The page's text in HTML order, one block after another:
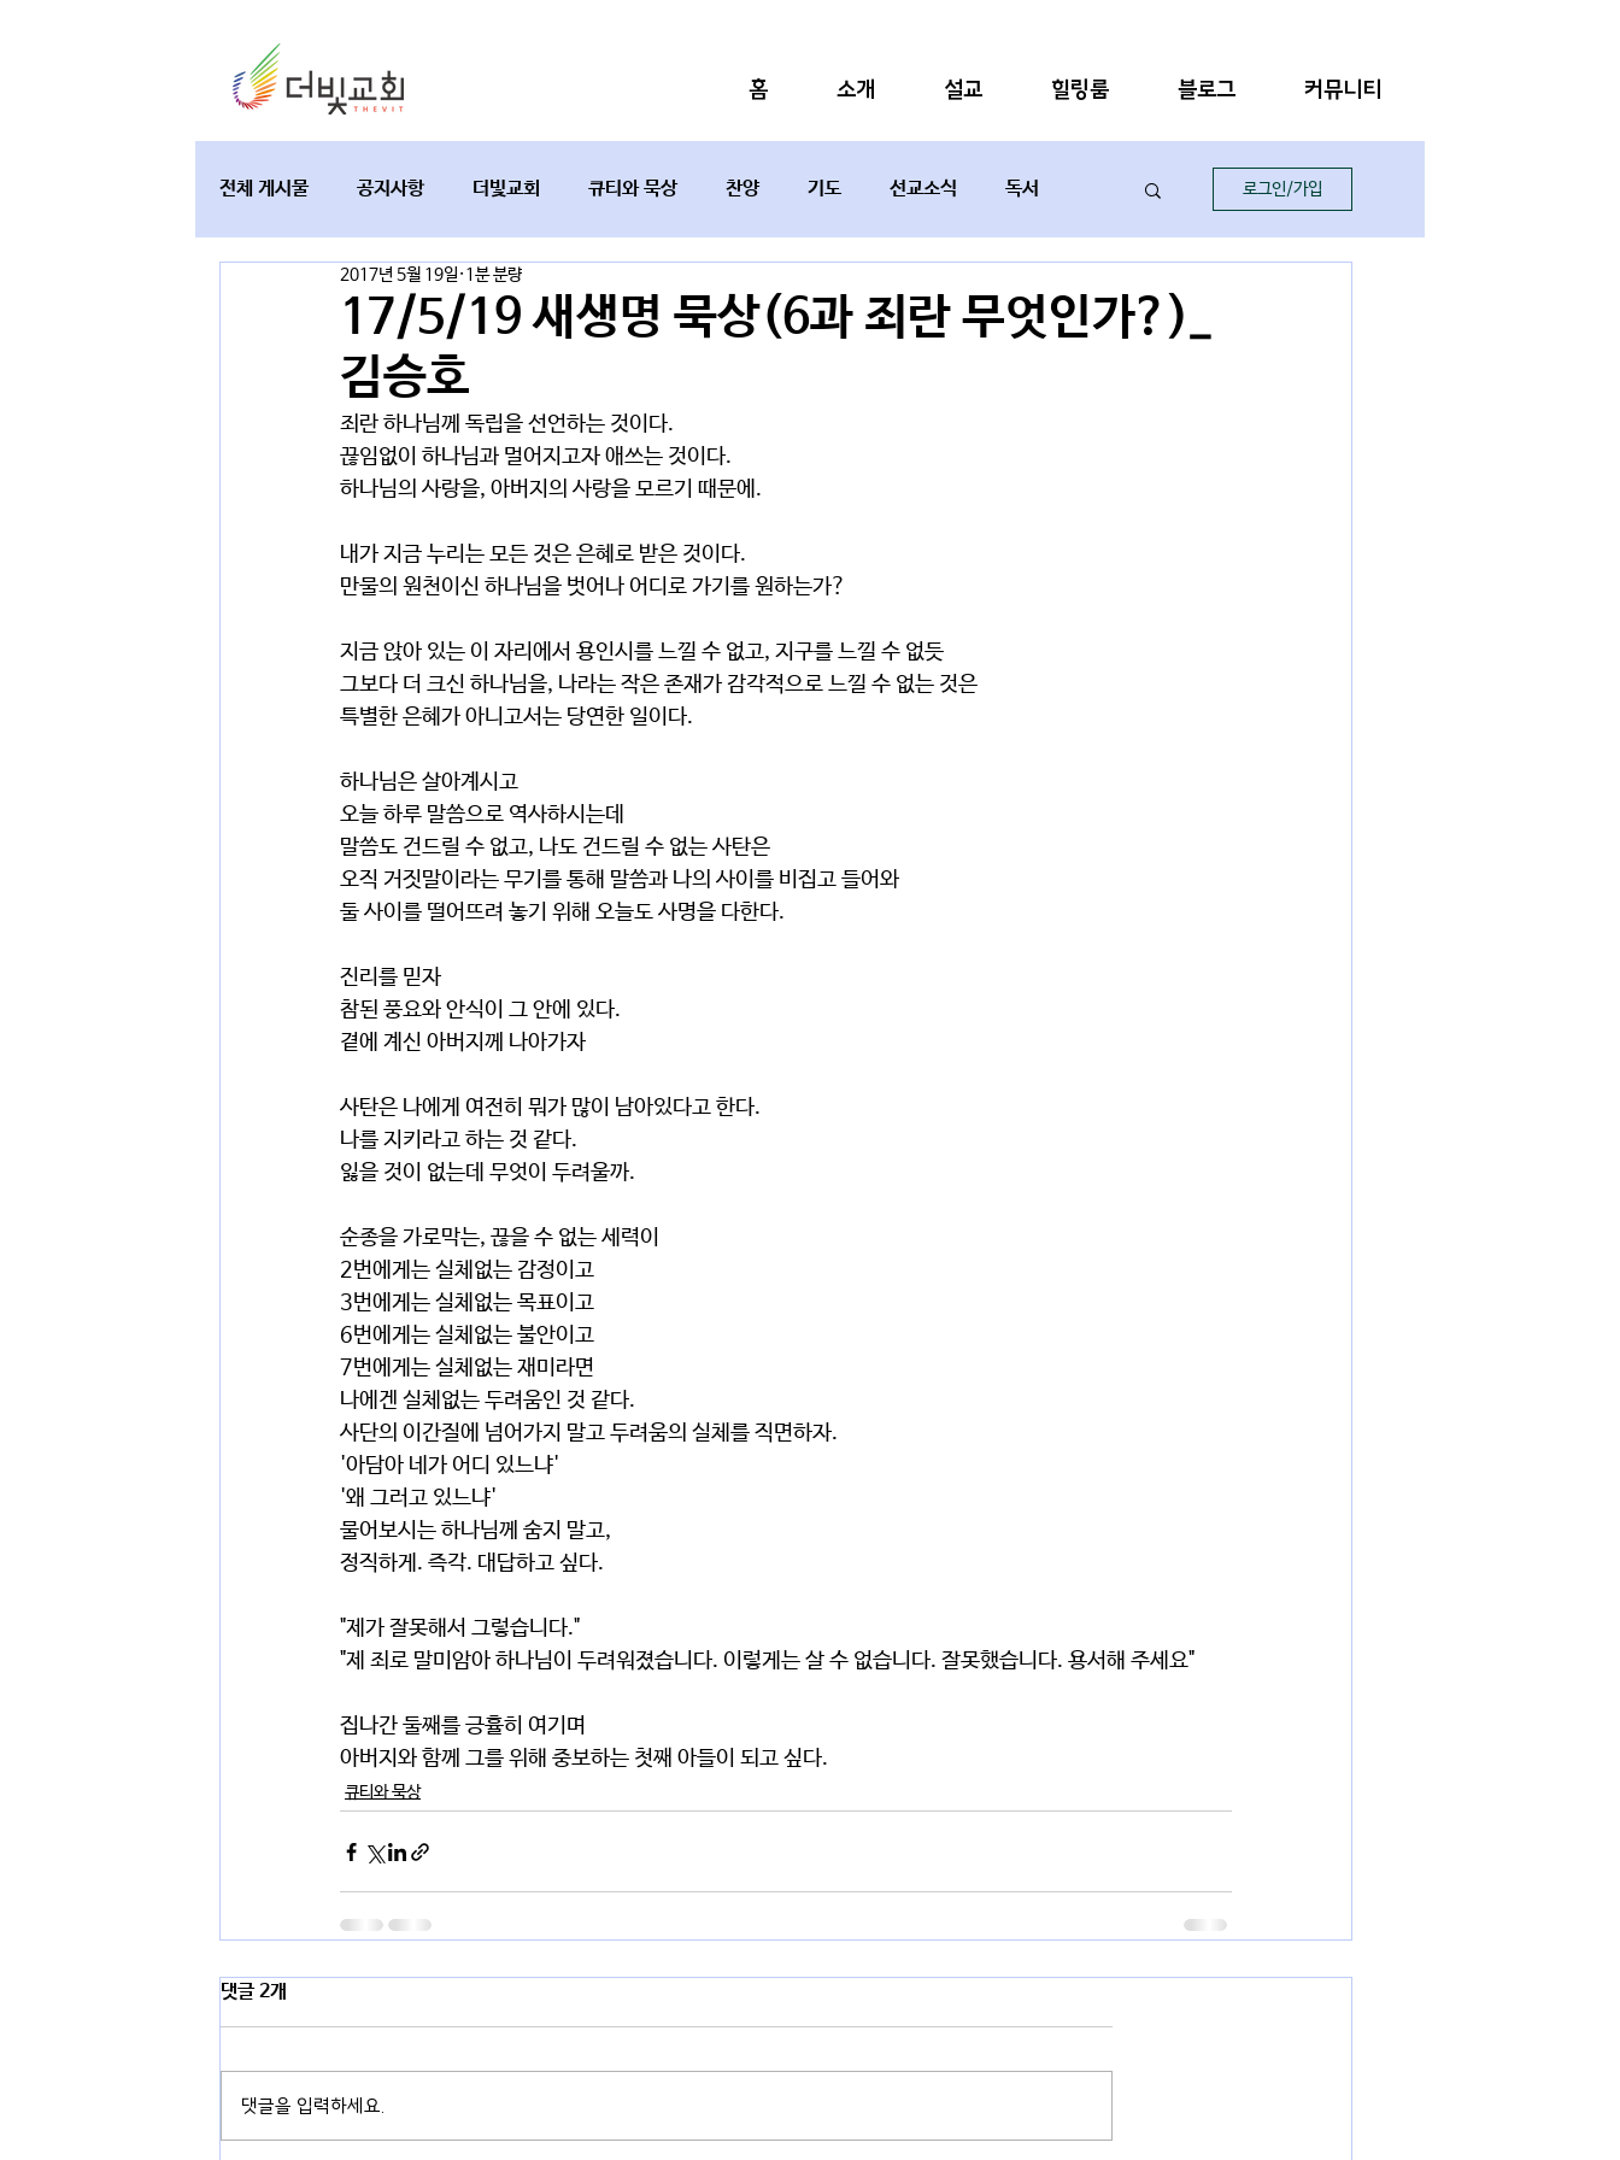
홈 소개 설교 힐링룸 블로그 커뮤니티
전체 게시물 공지사항 더빛교회 큐티와 묵상 찬양 기도 선교소식 독서
교육과 테필린 토요가정예배
로그인/가입
17/5/19 새생명 묵상(6과 죄란 무엇인가?)_
김승호
2017년 5월 19일 1분 분량
죄란 하나님께 독립을 선언하는 것이다.
끊임없이 하나님과 멀어지고자 애쓰는 것이다.
하나님의 사랑을, 아버지의 사랑을 모르기 때문에.
내가 지금 누리는 모든 것은 은혜로 받은 것이다.
만물의 원천이신 하나님을 벗어나 어디로 가기를 원하는가?
지금 앉아 있는 이 자리에서 용인시를 느낄 수 없고, 지구를 느낄 수 없듯
그보다 더 크신 하나님을, 나라는 작은 존재가 감각적으로 느낄 수 없는 것은
특별한 은혜가 아니고서는 당연한 일이다.
하나님은 살아계시고
오늘 하루 말씀으로 역사하시는데
말씀도 건드릴 수 없고, 나도 건드릴 수 없는 사탄은
오직 거짓말이라는 무기를 통해 말씀과 나의 사이를 비집고 들어와
둘 사이를 떨어뜨려 놓기 위해 오늘도 사명을 다한다.
진리를 믿자
참된 풍요와 안식이 그 안에 있다.
곁에 계신 아버지께 나아가자
사탄은 나에게 여전히 뭐가 많이 남아있다고 한다.
나를 지키라고 하는 것 같다.
잃을 것이 없는데 무엇이 두려울까.
순종을 가로막는, 끊을 수 없는 세력이
2번에게는 실체없는 감정이고
3번에게는 실체없는 목표이고
6번에게는 실체없는 불안이고
7번에게는 실체없는 재미라면
나에겐 실체없는 두려움인 것 같다.
사단의 이간질에 넘어가지 말고 두려움의 실체를 직면하자.
'아담아 네가 어디 있느냐'
'왜 그러고 있느냐'
물어보시는 하나님께 숨지 말고,
정직하게. 즉각. 대답하고 싶다.
"제가 잘못해서 그렇습니다."
"제 죄로 말미암아 하나님이 두려워졌습니다. 이렇게는 살 수 없습니다. 잘못했습니다. 용서해 주세요"
집나간 둘째를 긍휼히 여기며
아버지와 함께 그를 위해 중보하는 첫째 아들이 되고 싶다.
큐티와 묵상
댓글 2개
댓글을 입력하세요.